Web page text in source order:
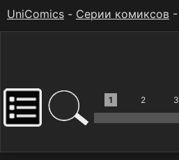
UniComics - Серии комиксов -
1 2 3